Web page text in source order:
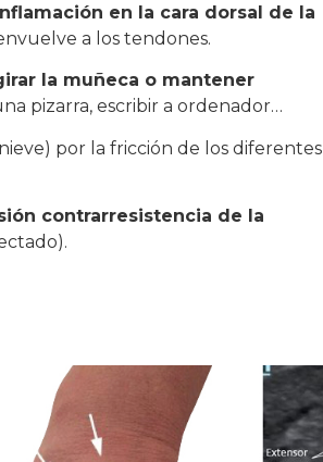
en la cara dorsal de la
a los tendones.
la muñeca o mantener
pizarra, escribir a ordenador…
por la fricción de los diferentes
contrarresistencia de la